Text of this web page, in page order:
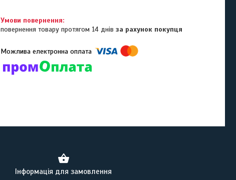
повернення товару протягом 14 днівза рахунок покупця
Інформація для замовлення